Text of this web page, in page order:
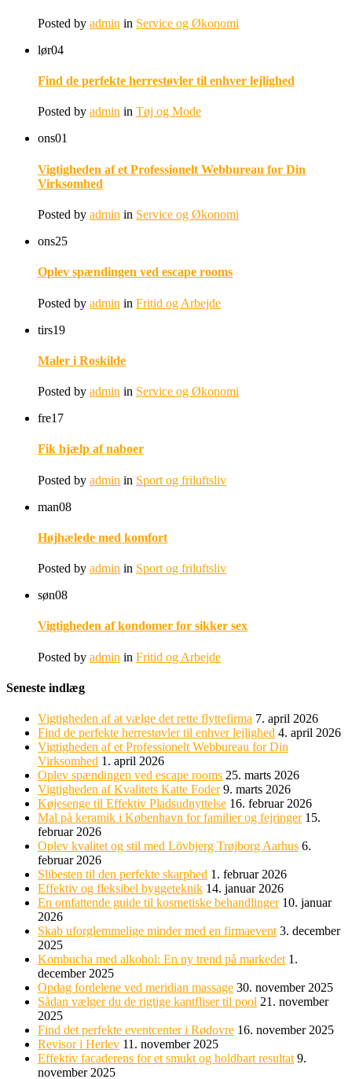
Posted by admin in Service og Økonomi
lør04
Find de perfekte herrestøvler til enhver lejlighed
Posted by admin in Tøj og Mode
ons01
Vigtigheden af et Professionelt Webbureau for Din
Virksomhed
Posted by admin in Service og Økonomi
ons25
Oplev spændingen ved escape rooms
Posted by admin in Fritid og Arbejde
tirs19
Maler i Roskilde
Posted by admin in Service og Økonomi
fre17
Fik hjælp af naboer
Posted by admin in Sport og friluftsliv
man08
Højhælede med komfort
Posted by admin in Sport og friluftsliv
søn08
Vigtigheden af kondomer for sikker sex
Posted by admin in Fritid og Arbejde
Seneste indlæg
Vigtigheden af at vælge det rette flyttefirma 7. april 2026
Find de perfekte herrestøvler til enhver lejlighed 4. april 2026
Vigtigheden af et Professionelt Webbureau for Din
Virksomhed 1. april 2026
Oplev spændingen ved escape rooms 25. marts 2026
Vigtigheden af Kvalitets Katte Foder 9. marts 2026
Køjesenge til Effektiv Pladsudnyttelse 16. februar 2026
Mal på keramik i København for familier og fejringer 15.
februar 2026
Oplev kvalitet og stil med Lövbjerg Trøjborg Aarhus 6.
februar 2026
Slibesten til den perfekte skarphed 1. februar 2026
Effektiv og fleksibel byggeteknik 14. januar 2026
En omfattende guide til kosmetiske behandlinger 10. januar
2026
Skab uforglemmelige minder med en firmaevent 3. december
2025
Kombucha med alkohol: En ny trend på markedet 1.
december 2025
Opdag fordelene ved meridian massage 30. november 2025
Sådan vælger du de rigtige kantfliser til pool 21. november
2025
Find det perfekte eventcenter i Rødovre 16. november 2025
Revisor i Herlev 11. november 2025
Effektiv facaderens for et smukt og holdbart resultat 9.
november 2025